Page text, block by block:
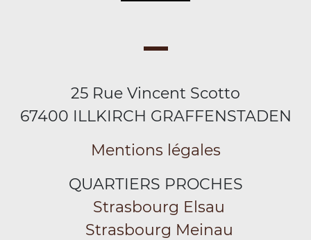
25 Rue Vincent Scotto
67400 ILLKIRCH GRAFFENSTADEN
Mentions légales
QUARTIERS PROCHES
Strasbourg Elsau
Strasbourg Meinau